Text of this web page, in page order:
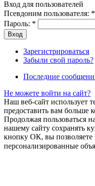
Вход для пользователей
Псевдоним пользователя: *
Пароль: *
Зарегистрироваться
Забыли свой пароль?
Последние
Не можете войти на сайт?
Наш веб-сайт использует
предоставить вам больше
Продолжая пользоваться
нашему сайту сохранять
кнопку ОК, вы позволяете
персонализированные